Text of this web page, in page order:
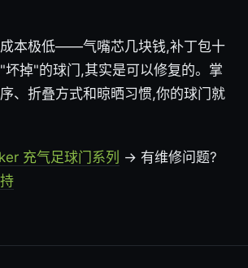
本极低——气嘴芯几块钱,补丁包十
坏掉"的球门,其实是可以修复的。掌
、折叠方式和晾晒习惯,你的球门就
充气足球门系列 → 有维修问题?